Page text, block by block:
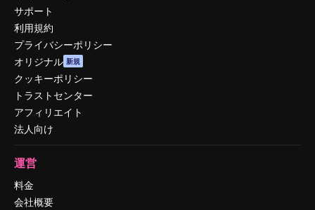
サポート
利用規約
プライバシーポリシー
オリジナル 新規
クッキーポリシー
トラストセンター
アフィリエイト
法人向け
運営
料金
会社概要